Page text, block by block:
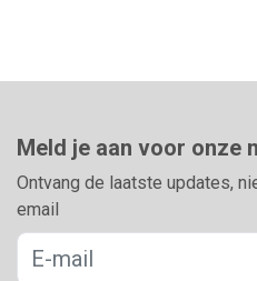
Meld je aan voor onze
Ontvang de laatste updates,
email